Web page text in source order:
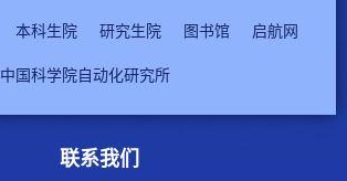
本科生院 研究生院 图书馆 启航网
中国科学院自动化研究所
联系我们